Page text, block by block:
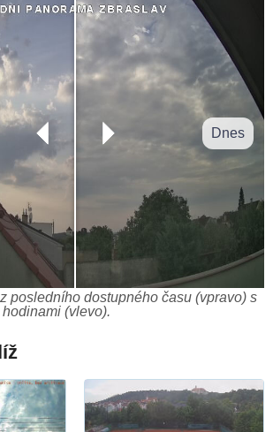
Dnes
posledního dostupného času (vpravo) s
(vlevo).